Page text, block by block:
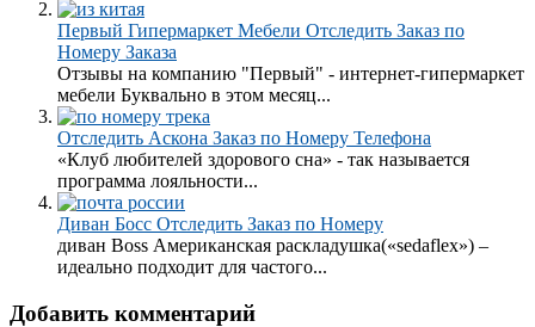
Первый Гипермаркет Мебели Отследить Заказ по
Номеру Заказа
Отзывы на компанию "Первый" - интернет-гипермаркет
мебели Буквально в этом месяц...
Отследить Аскона Заказ по Номеру Телефона
«Клуб любителей здорового сна» - так называется
программа лояльности...
Диван Босс Отследить Заказ по Номеру
диван Boss Американская раскладушка(«sedaflex») –
идеально подходит для частого...
Добавить комментарий